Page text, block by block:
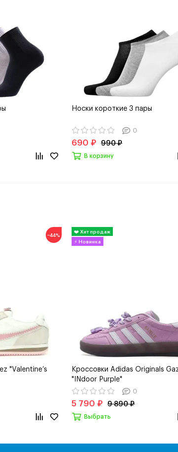
Носки короткие 3 пары
0
690 ₽ 990 ₽
В корзину
−44%
"Valentine’s
Кроссовки Adidas Originals
"INdoor Purple"
0
5 790 ₽ 9 890 ₽
Выбрать